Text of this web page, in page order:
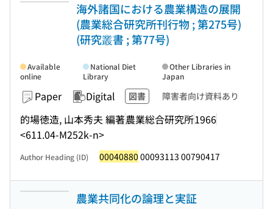
海外諸国における農業構造の展開
(農業総合研究所刊行物 ; 第275号)
(研究叢書 ; 第77号)
Paper Digital 図書 障害者向け資料あり
的場徳造, 山本秀夫 編著農業総合研究所1966
<611.04-M252k-n>
Available
online
National Diet
Library
Other Libraries in
Japan
Author Heading (ID) 00040880 00093113 00790417
農業共同化の論理と実証